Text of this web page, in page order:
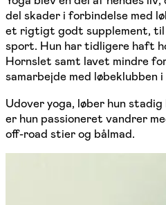
del skader i forbindelse med
et rigtigt godt supplement, til
sport. Hun har tidligere haft
Hornslet samt lavet mindre
samarbejde med løbeklubben
Udover yoga, løber hun
er hun passioneret vandrer
off-road stier og bålmad.